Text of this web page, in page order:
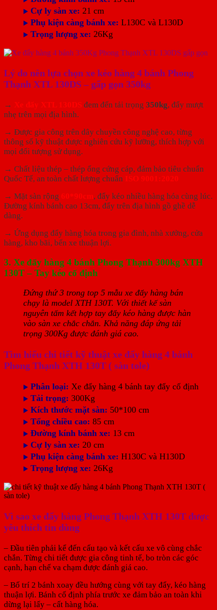
▶️ Cự ly sàn xe: 21 cm
▶️ Phụ kiện càng bánh xe: L130C và L130D
▶️ Trọng lượng xe: 26Kg
Lý do nên lựa chọn xe kéo hàng 4 bánh Phong
Thạnh XTL 130DS – gấp gọn 350kg
→ Xe đẩy XTL 130DS đem đến tải trọng 350kg, đẩy mượt
nhẹ trên mọi địa hình.
→ Được gia công trên dây chuyền công nghệ cao, từng
thông số kỹ thuật được nghiên cứu kỹ lưỡng, thích hợp với
mọi đối tượng sử dụng.
→ Chất liệu thép – thép ống cứng cáp, đảm bảo tiêu chuẩn
Quốc Tế, an toàn chất lượng chuẩn ISO 9001:2020
→ Mặt sàn rộng 60*90cm, đẩy kéo nhiều hàng hóa cùng lúc.
Đường kính bánh cao 13cm, đẩy trên địa hình gồ ghề dễ
dàng.
→ Ứng dụng đẩy hàng hóa trong gia đình, nhà xưởng, cửa
hàng, kho bãi, bến xe thuận lợi.
3. Xe đẩy hàng 4 bánh Phong Thạnh 300kg XTH
130T – Tay kéo cố định
Đứng thứ 3 trong top 5 mẫu xe đẩy hàng bán
chạy là model XTH 130T. Với thiết kế sàn
nguyên tấm kết hợp tay đẩy kéo hàng được hàn
vào sàn xe chắc chắn. Khả năng đáp ứng tải
trọng 300Kg được đánh giá cao.
Tìm hiểu chi tiết kỹ thuật xe đẩy hàng 4 bánh
Phong Thạnh XTH 130T ( sàn tole)
▶️ Phân loại: Xe đẩy hàng 4 bánh tay đẩy cố định
▶️ Tải trọng: 300Kg
▶️ Kích thước mặt sàn: 50*100 cm
▶️ Tổng chiều cao: 85 cm
▶️ Đường kính bánh xe: 13 cm
▶️ Cự ly sàn xe: 20 cm
▶️ Phụ kiện càng bánh xe: H130C và H130D
▶️ Trọng lượng xe: 26Kg
Vì sao xe đẩy hàng Phong Thạnh XTH 130T được
yêu thích tin dùng
– Đầu tiên phải kể đến cấu tạo và kết cấu xe vô cùng chắc
chắn. Từng chi tiết được gia công tinh tế, bo tròn các góc
cạnh, hạn chế va chạm được đánh giá cao.
– Bố trí 2 bánh xoay đều hướng cùng với tay đẩy, kéo hàng
thuận lợi. Bánh cố định phía trước xe đảm bảo an toàn khi
dừng lại lấy – cất hàng hóa.